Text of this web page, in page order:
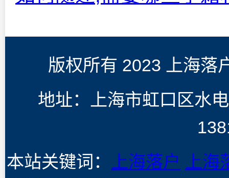
版权所有 2023 上海落
地址：上海市虹口区水
本站关键词：
上海落户
上